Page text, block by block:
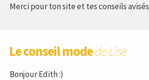
Merci pour ton site et tes conseils avisés
Le conseil modede Lise
Bonjour Edith :)